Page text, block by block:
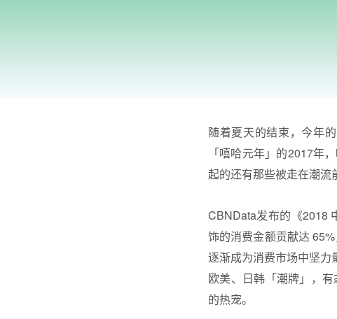
随着夏天的结束，今年
「嘻哈元年」的2017年
起的还有那些被走在潮流
CBNData发布的《2018
饰的消费金额贡献达
逐渐成为消费市场中坚
欧美、日韩「潮牌」，
的热宠。